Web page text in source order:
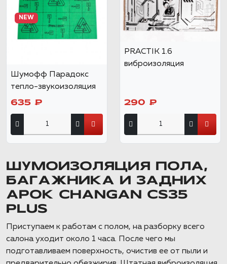
NEW
Шумофф Парадокс
тепло-звукоизоляция
635 ₽
PRACTIK 1.6
виброизоляция
290 ₽
ШУМОИЗОЛЯЦИЯ ПОЛА,
БАГАЖНИКА И ЗАДНИХ
АРОК CHANGAN CS35
PLUS
Приступаем к работам с полом, на разборку всего
салона уходит около 1 часа. После чего мы
подготавливаем поверхность, очистив ее от пыли и